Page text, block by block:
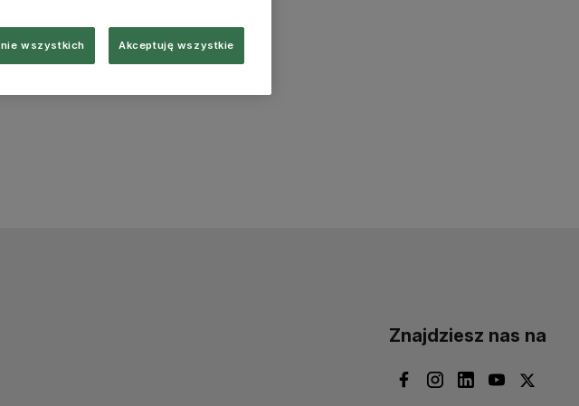
Znajdziesz nas na
wszystkich Akceptuję wszystkie